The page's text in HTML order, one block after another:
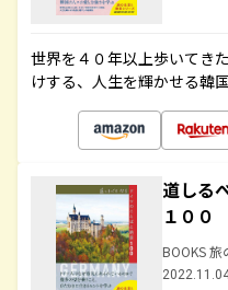
世界を４０年以上歩いてき
けする、人生を輝かせる韓
道しる
１００
BOOKS